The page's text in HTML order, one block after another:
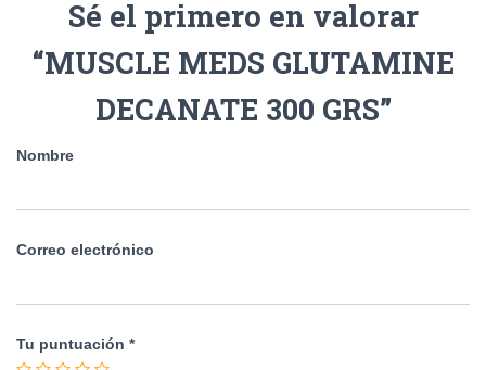
Sé el primero en valorar
“MUSCLE MEDS GLUTAMINE
DECANATE 300 GRS”
Nombre
Correo electrónico
Tu puntuación *